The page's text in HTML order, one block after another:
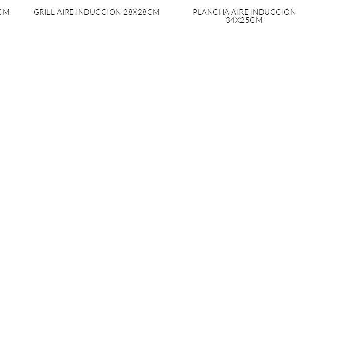
GRILL AIRE INDUCCION 28X28CM
PLANCHA AIRE INDUCCIÓN
34X25CM